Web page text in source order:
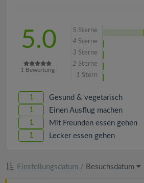
5.0
1 Bewertung
5 Sterne
4 Sterne
3 Sterne
2 Sterne
1 Stern
1 Gesund & vegetarisch
1 Einen Ausflug machen
1 Mit Freunden essen gehen
1 Lecker essen gehen
Einstellungsdatum / Besuchsdatum